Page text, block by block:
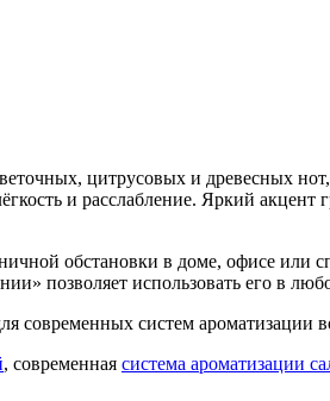
цитрусовых и древесных
и расслабление. Яркий
обстановки в доме, офисе
позволяет использовать его в
современных систем ароматизации
, современная система ароматизации